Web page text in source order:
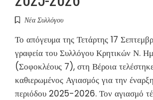
Νέα Συλλόγου
Το απόγευμα της Τετάρτης 17
γραφεία του Συλλόγου Κρητικών Ν.
(Σοφοκλέους 7), στη Βέροια
καθιερωμένος Αγιασμός για την
περιόδου 2025-2026. Τον αγιασμό